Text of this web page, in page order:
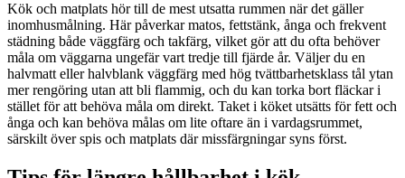
Kök och matplats hör till de mest utsatta rummen när det gäller
inomhusmålning. Här påverkar matos, fettstänk, ånga och frekvent
städning både väggfärg och takfärg, vilket gör att du ofta behöver
måla om väggarna ungefär vart tredje till fjärde år. Väljer du en
halvmatt eller halvblank väggfärg med hög tvättbarhetsklass tål ytan
mer rengöring utan att bli flammig, och du kan torka bort fläckar i
stället för att behöva måla om direkt. Taket i köket utsätts för fett och
ånga och kan behöva målas om lite oftare än i vardagsrummet,
särskilt över spis och matplats där missfärgningar syns först.